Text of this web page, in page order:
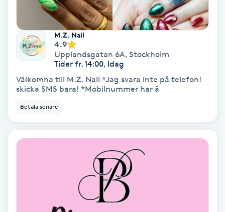
Lashlift Keratin
LED-ljusterapi
M.Z. Nail
4.9
Upplandsgatan 6A, Stockholm
Tider fr. 14:00, Idag
Välkomna till M.Z. Nail *Jag svara inte på telefon!
skicka SMS bara! *Mobilnummer har ä
Betala senare